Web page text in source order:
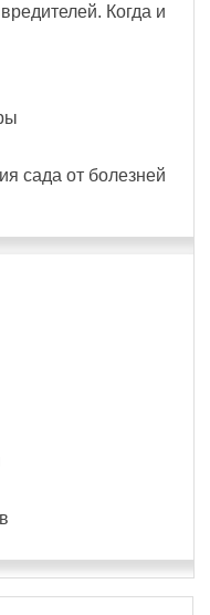
Когда и
сада от болезней